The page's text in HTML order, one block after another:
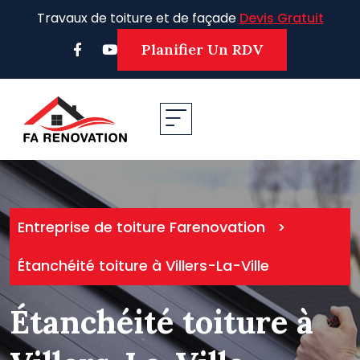
Travaux de toiture et de façade Devis Gratuit
Planifier Un RDV
Entreprise de toiture Farenovation
>
Étanchéité toiture à Villers-La-Ville
Étanchéité toiture à